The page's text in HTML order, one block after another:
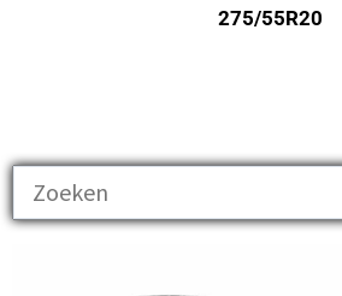
275/55R20